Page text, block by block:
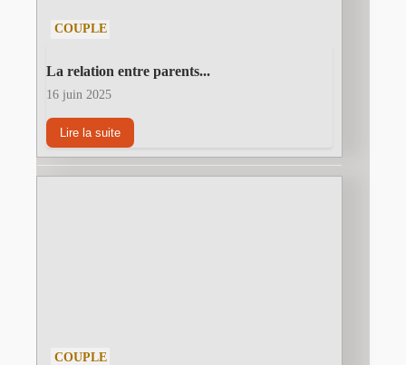
COUPLE
La relation entre parents...
16 juin 2025
Lire la suite
COUPLE